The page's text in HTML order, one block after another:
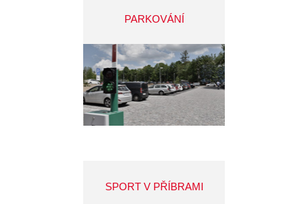
PARKOVÁNÍ
SPORT V PŘÍBRAMI